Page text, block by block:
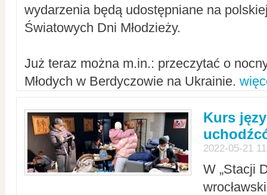
wydarzenia będą udostępniane na
Światowych Dni Młodzieży.
Już teraz można m.in.: przeczytać o
Młodych w Berdyczowie na Ukrainie.
Kurs
2022-05-21
W „Stacji